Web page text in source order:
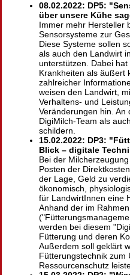
08.02.2022: DP5:
über unsere Kühe
Immer mehr Hersteller
Sensorsysteme zur
Diese Systeme sollen
als auch den Landwirt
unterstützen. Dabei
Krankheiten als äußert
zahlreicher
weisen den Landwirt,
Verhaltens- und
Veränderungen hin. An
DigiMilch-Team als
schildern.
15.02.2022: DP3:
Blick – digitale
Bei der
Posten der
der Lage, Geld zu
ökonomisch,
für LandwirtInnen eine
Anhand der im
(
werden bei diesem
Fütterung und deren
Außerdem soll geklärt
Fütterungstechnik zum
Ressourcenschutz